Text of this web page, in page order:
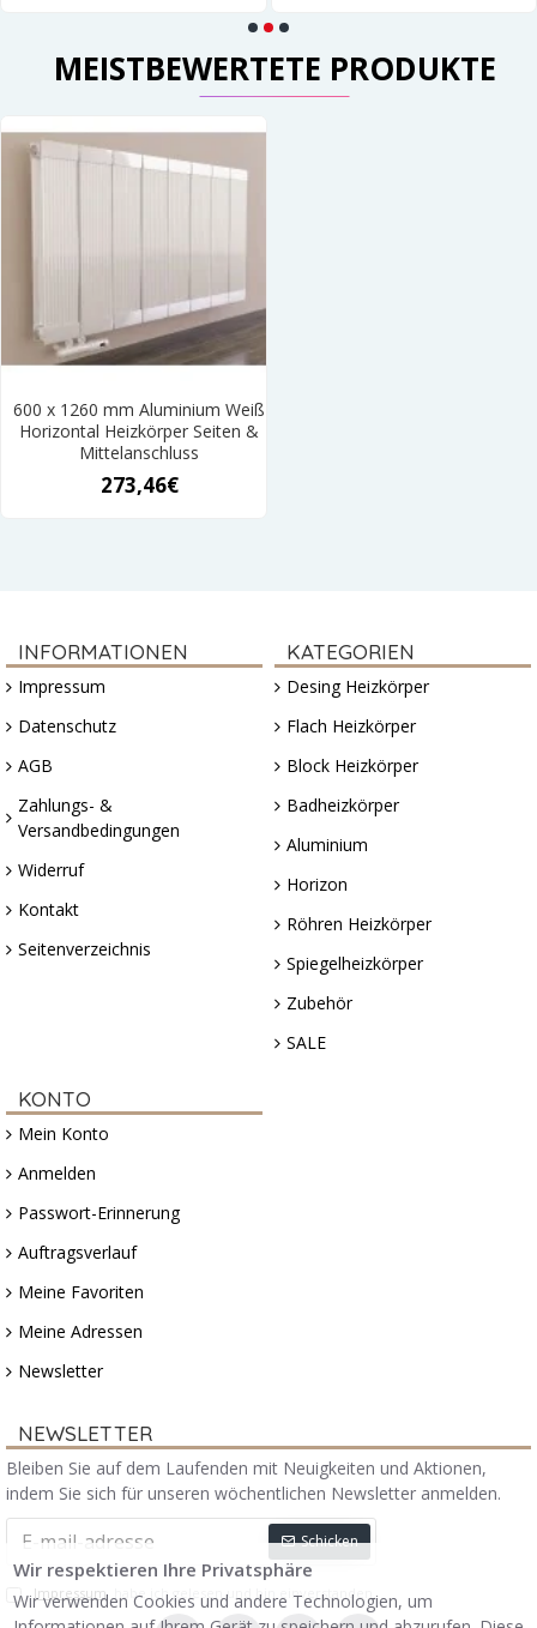
MEISTBEWERTETE PRODUKTE
600 x 1260 mm Aluminium Weiß
Horizontal Heizkörper Seiten &
Mittelanschluss
273,46€
INFORMATIONEN
Impressum
Datenschutz
AGB
Zahlungs- &
Versandbedingungen
Widerruf
Kontakt
Seitenverzeichnis
KATEGORIEN
Desing Heizkörper
Flach Heizkörper
Block Heizkörper
Badheizkörper
Aluminium
Horizon
Röhren Heizkörper
Spiegelheizkörper
Zubehör
SALE
KONTO
Mein Konto
Anmelden
Passwort-Erinnerung
Auftragsverlauf
Meine Favoriten
Meine Adressen
Newsletter
NEWSLETTER
Bleiben Sie auf dem Laufenden mit Neuigkeiten und Aktionen,
indem Sie sich für unseren wöchentlichen Newsletter anmelden.
Schicken
Impressum habe ich gelesen und bin einverstanden.
Wir respektieren Ihre Privatsphäre
Wir verwenden Cookies und andere Technologien, um